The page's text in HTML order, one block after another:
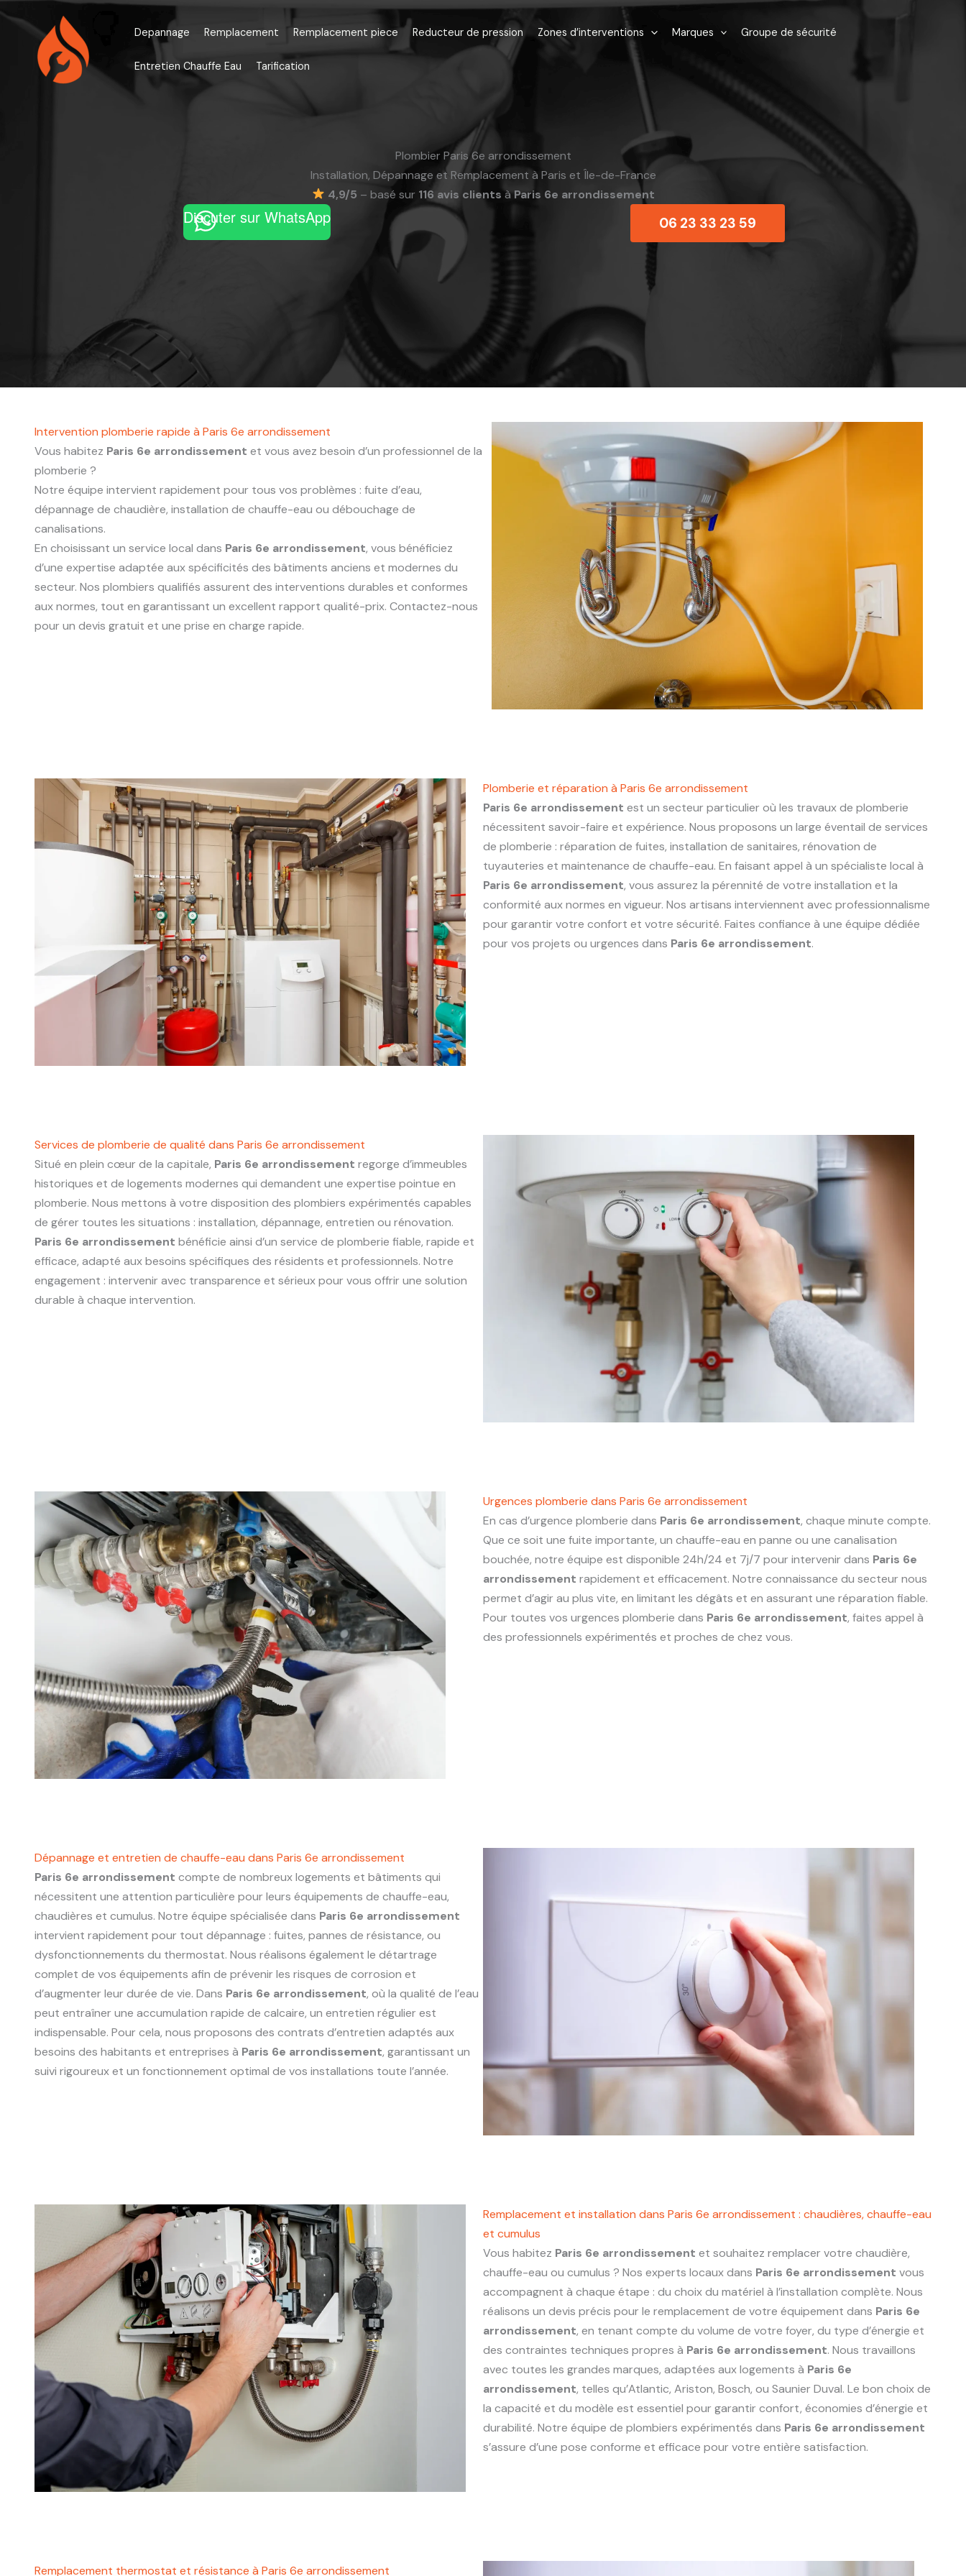
Aller
contenu
Depannage Remplacement Remplacement piece Reducteur de pression Zones d’interventions Marques Groupe de sécurité
Entretien Chauffe Eau Tarification
Plombier Paris 6e arrondissement
Installation, Dépannage et Remplacement à Paris et Île-de-France
4,9/5 – basé sur 116 avis clientsàParis 6e arrondissement
Discuter sur WhatsApp 06 23 33 23 59
Intervention plomberie rapide à Paris 6e arrondissement
Vous habitez Paris 6e arrondissement et vous avez besoin d’un professionnel de la
plomberie ?
Notre équipe intervient rapidement pour tous vos problèmes : fuite d’eau,
dépannage de chaudière, installation de chauffe-eau ou débouchage de
canalisations.
En choisissant un service local dans Paris 6e arrondissement, vous bénéficiez
d’une expertise adaptée aux spécificités des bâtiments anciens et modernes du
secteur. Nos plombiers qualifiés assurent des interventions durables et conformes
aux normes, tout en garantissant un excellent rapport qualité-prix. Contactez-nous
pour un devis gratuit et une prise en charge rapide.
Plomberie et réparation à Paris 6e arrondissement
Paris 6e arrondissement est un secteur particulier où les travaux de plomberie
nécessitent savoir-faire et expérience. Nous proposons un large éventail de services
de plomberie : réparation de fuites, installation de sanitaires, rénovation de
tuyauteries et maintenance de chauffe-eau. En faisant appel à un spécialiste local à
Paris 6e arrondissement, vous assurez la pérennité de votre installation et la
conformité aux normes en vigueur. Nos artisans interviennent avec professionnalisme
pour garantir votre confort et votre sécurité. Faites confiance à une équipe dédiée
pour vos projets ou urgences dans Paris 6e arrondissement.
Services de plomberie de qualité dans Paris 6e arrondissement
Situé en plein cœur de la capitale, Paris 6e arrondissement regorge d’immeubles
historiques et de logements modernes qui demandent une expertise pointue en
plomberie. Nous mettons à votre disposition des plombiers expérimentés capables
de gérer toutes les situations : installation, dépannage, entretien ou rénovation.
Paris 6e arrondissement bénéficie ainsi d’un service de plomberie fiable, rapide et
efficace, adapté aux besoins spécifiques des résidents et professionnels. Notre
engagement : intervenir avec transparence et sérieux pour vous offrir une solution
durable à chaque intervention.
Urgences plomberie dans Paris 6e arrondissement
En cas d’urgence plomberie dans Paris 6e arrondissement, chaque minute compte.
Que ce soit une fuite importante, un chauffe-eau en panne ou une canalisation
bouchée, notre équipe est disponible 24h/24 et 7j/7 pour intervenir dans Paris 6e
arrondissement rapidement et efficacement. Notre connaissance du secteur nous
permet d’agir au plus vite, en limitant les dégâts et en assurant une réparation fiable.
Pour toutes vos urgences plomberie dans Paris 6e arrondissement, faites appel à
des professionnels expérimentés et proches de chez vous.
Dépannage et entretien de chauffe-eau dans Paris 6e arrondissement
Paris 6e arrondissement compte de nombreux logements et bâtiments qui
nécessitent une attention particulière pour leurs équipements de chauffe-eau,
chaudières et cumulus. Notre équipe spécialisée dans Paris 6e arrondissement
intervient rapidement pour tout dépannage : fuites, pannes de résistance, ou
dysfonctionnements du thermostat. Nous réalisons également le détartrage
complet de vos équipements afin de prévenir les risques de corrosion et
d’augmenter leur durée de vie. Dans Paris 6e arrondissement, où la qualité de l’eau
peut entraîner une accumulation rapide de calcaire, un entretien régulier est
indispensable. Pour cela, nous proposons des contrats d’entretien adaptés aux
besoins des habitants et entreprises à Paris 6e arrondissement, garantissant un
suivi rigoureux et un fonctionnement optimal de vos installations toute l’année.
Remplacement et installation dans Paris 6e arrondissement : chaudières, chauffe-eau
et cumulus
Vous habitez Paris 6e arrondissement et souhaitez remplacer votre chaudière,
chauffe-eau ou cumulus ? Nos experts locaux dans Paris 6e arrondissement vous
accompagnent à chaque étape : du choix du matériel à l’installation complète. Nous
réalisons un devis précis pour le remplacement de votre équipement dans Paris 6e
arrondissement, en tenant compte du volume de votre foyer, du type d’énergie et
des contraintes techniques propres à Paris 6e arrondissement. Nous travaillons
avec toutes les grandes marques, adaptées aux logements à Paris 6e
arrondissement, telles qu’Atlantic, Ariston, Bosch, ou Saunier Duval. Le bon choix de
la capacité et du modèle est essentiel pour garantir confort, économies d’énergie et
durabilité. Notre équipe de plombiers expérimentés dans Paris 6e arrondissement
s’assure d’une pose conforme et efficace pour votre entière satisfaction.
Remplacement thermostat et résistance à Paris 6e arrondissement